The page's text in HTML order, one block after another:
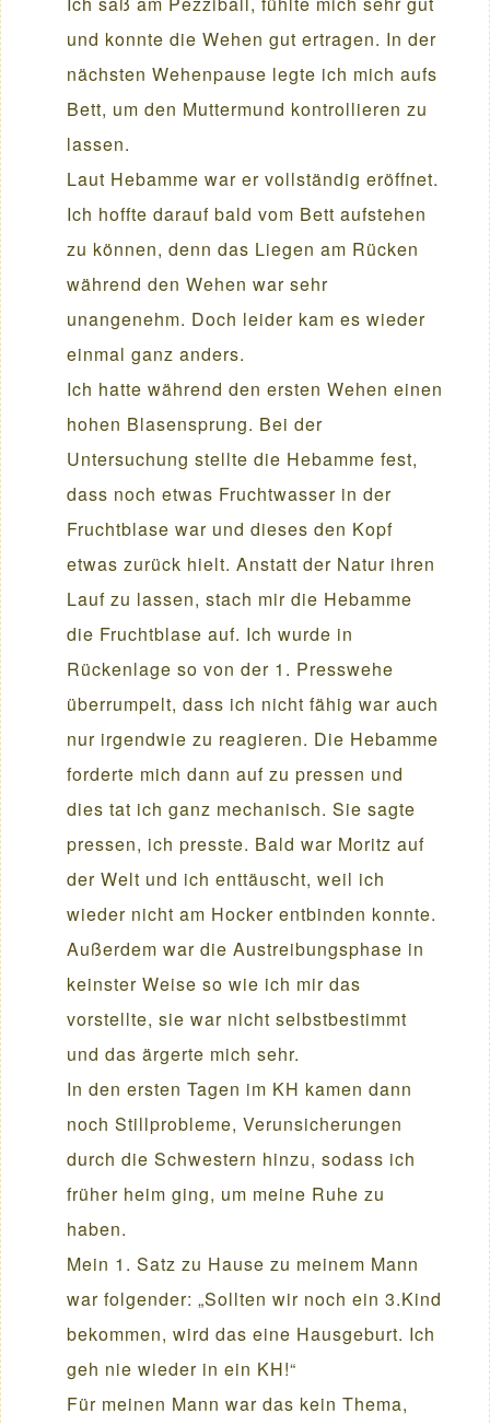
und konnte die Wehen gut ertragen. In der
nächsten Wehenpause legte ich mich aufs
Bett, um den Muttermund kontrollieren zu
lassen.
Laut Hebamme war er vollständig eröffnet.
Ich hoffte darauf bald vom Bett aufstehen
zu können, denn das Liegen am Rücken
während den Wehen war sehr
unangenehm. Doch leider kam es wieder
einmal ganz anders.
Ich hatte während den ersten Wehen einen
hohen Blasensprung. Bei der
Untersuchung stellte die Hebamme fest,
dass noch etwas Fruchtwasser in der
Fruchtblase war und dieses den Kopf
etwas zurück hielt. Anstatt der Natur ihren
Lauf zu lassen, stach mir die Hebamme
die Fruchtblase auf. Ich wurde in
Rückenlage so von der 1. Presswehe
überrumpelt, dass ich nicht fähig war auch
nur irgendwie zu reagieren. Die Hebamme
forderte mich dann auf zu pressen und
dies tat ich ganz mechanisch. Sie sagte
pressen, ich presste. Bald war Moritz auf
der Welt und ich enttäuscht, weil ich
wieder nicht am Hocker entbinden konnte.
Außerdem war die Austreibungsphase in
keinster Weise so wie ich mir das
vorstellte, sie war nicht selbstbestimmt
und das ärgerte mich sehr.
In den ersten Tagen im KH kamen dann
noch Stillprobleme, Verunsicherungen
durch die Schwestern hinzu, sodass ich
früher heim ging, um meine Ruhe zu
haben.
Mein 1. Satz zu Hause zu meinem Mann
war folgender: „Sollten wir noch ein 3.Kind
bekommen, wird das eine Hausgeburt. Ich
geh nie wieder in ein KH!“
Für meinen Mann war das kein Thema,